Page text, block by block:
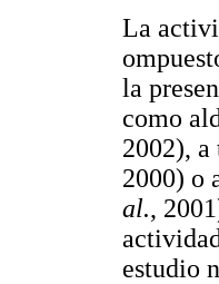
La
la
como
2002),
2000) o
al.,
estudio